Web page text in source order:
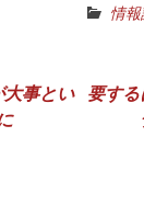
情
事とい
要す